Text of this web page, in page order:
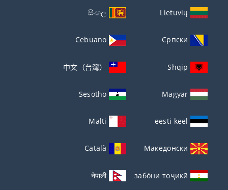
Lietuvių
සිංහල
Српски
Cebuano
Shqip
中文（台灣）
Magyar
Sesotho
eesti keel
Malti
Македонски
Català
забо́ни тоҷикӣ́
नेपाली